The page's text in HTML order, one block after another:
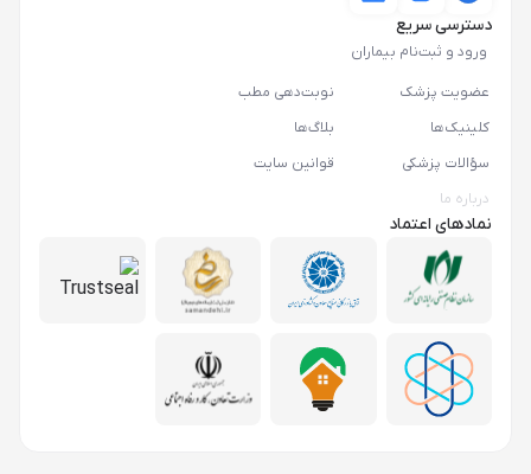
دسترسی سریع
ورود و ثبت‌نام بیماران
عضویت پزشک
نوبت‌دهی مطب
کلینیک‌ها
بلاگ‌ها
سؤالات پزشکی
قوانین سایت
درباره ما
نمادهای اعتماد